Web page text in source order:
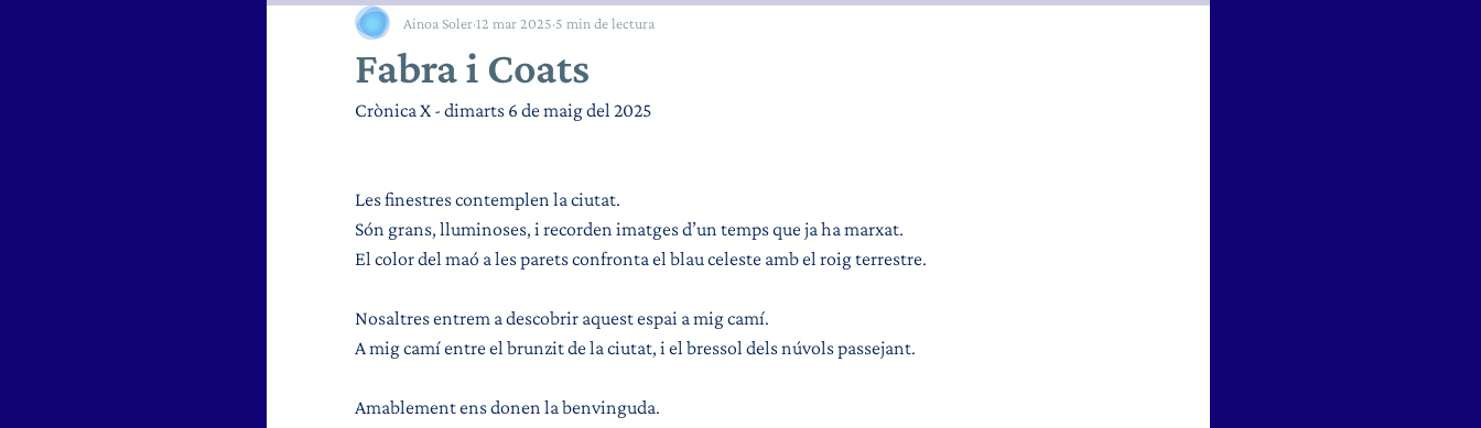
Material d'Ampliació
Fabra i Coats
Ainoa Soler 12 mar 2025 5 min de lectura
Crònica X - dimarts 6 de maig del 2025
Les finestres contemplen la ciutat.
Són grans, lluminoses, i recorden imatges d’un temps que ja ha marxat.
El color del maó a les parets confronta el blau celeste amb el roig terrestre.
Nosaltres entrem a descobrir aquest espai a mig camí.
A mig camí entre el brunzit de la ciutat, i el bressol dels núvols passejant.
Amablement ens donen la benvinguda.